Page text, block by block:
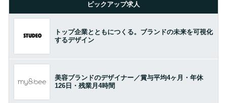
ピックアップ求人
トップ企業とともにつくる。ブランドの未来を可視化
するデザイン
美容ブランドのデザイナー／賞与平均4ヶ月・年休
126日・残業月4時間